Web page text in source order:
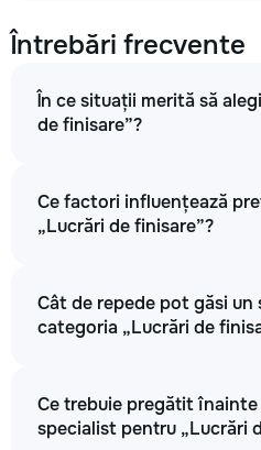
Întrebări frecvente
În ce situații merită să
de finisare”?
Ce factori influențează
„Lucrări de finisare”?
Cât de repede pot găsi un
categoria „Lucrări de
Ce trebuie pregătit
specialist pentru „Lucrări